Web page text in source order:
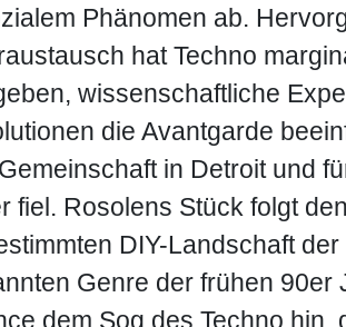
Phänomen ab.
hat Techno
wissenschaftliche
die Avantgarde
in Detroit und
fiel. Rosolens Stück folgt
DIY-Landschaft
Genre der frühen 90er
dem Sog des Techno hin,